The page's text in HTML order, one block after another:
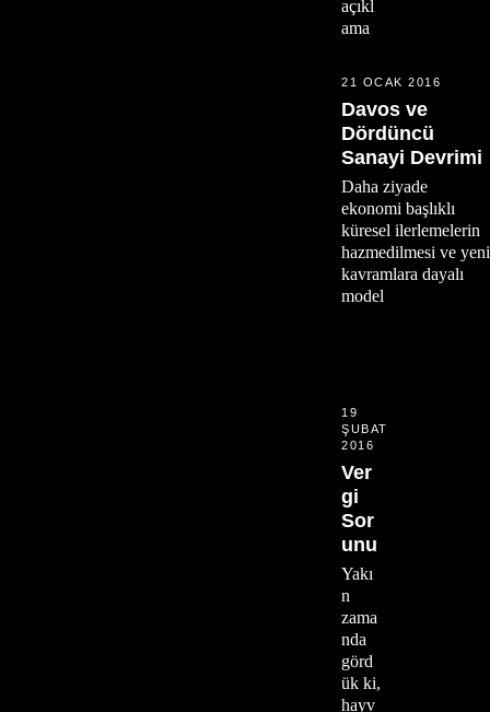
açıkl
ama
21 OCAK 2016
Davos ve
Dördüncü
Sanayi Devrimi
Daha ziyade
ekonomi başlıklı
küresel ilerlemelerin
hazmedilmesi ve yeni
kavramlara dayalı
model
19
ŞUBAT
2016
Ver
gi
Sor
unu
Yakı
n
zama
nda
görd
ük ki,
hayv